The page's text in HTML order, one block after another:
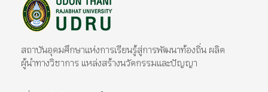
สถาบันอุดมศึกษาแห่งการเรียนรู้สู่การพัฒนาท้องถิ่น ผลิต
ผู้นำทางวิชาการ แหล่งสร้างนวัตกรรมและปัญญา